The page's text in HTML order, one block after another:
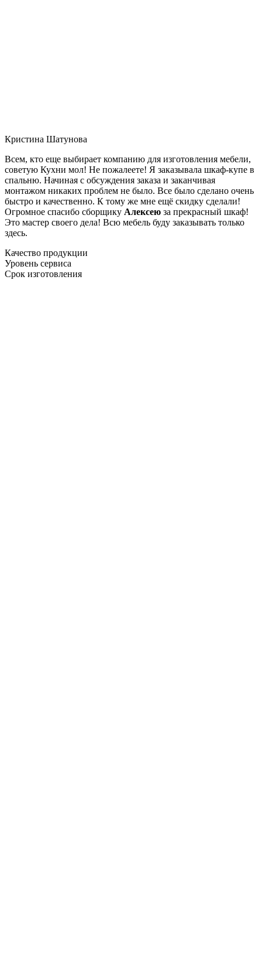
Кристина Шатунова
Всем, кто еще выбирает компанию для изготовления мебели,
советую Кухни мол! Не пожалеете! Я заказывала шкаф-купе в
спальню. Начиная с обсуждения заказа и заканчивая
монтажом никаких проблем не было. Все было сделано очень
быстро и качественно. К тому же мне ещё скидку сделали!
Огромное спасибо сборщику Алексею за прекрасный шкаф!
Это мастер своего дела! Всю мебель буду заказывать только
здесь.
Качество продукции
Уровень сервиса
Срок изготовления